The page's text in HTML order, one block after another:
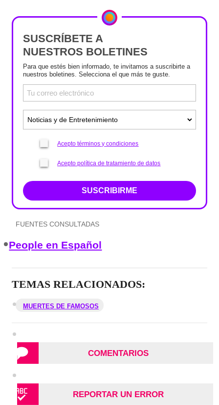
SUSCRÍBETE A
NUESTROS BOLETINES
Para que estés bien informado, te invitamos a suscribirte a
nuestros boletines. Selecciona el que más te guste.
Acepto términos y condiciones
Acepto política de tratamiento de datos
SUSCRIBIRME
FUENTES CONSULTADAS
People en Español
TEMAS RELACIONADOS:
MUERTES DE FAMOSOS
COMENTARIOS
REPORTAR UN ERROR